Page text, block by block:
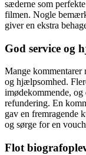
sæderne som
filmen. Nogle
giver en ekstra
God service og
Mange
og hjælpsomhed.
imødekommende,
refundering. En
gav en fremragende
og sørge for en
Flot